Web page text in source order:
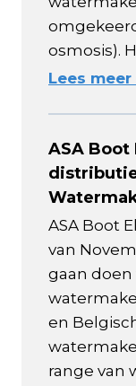
osmosis).
Lees meer
ASA
ASA Boot
van
gaan doen
en
range van